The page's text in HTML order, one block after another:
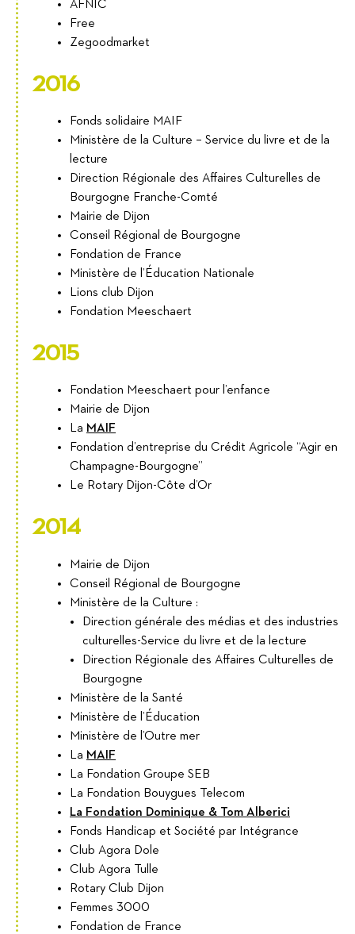
AFNIC
Free
Zegoodmarket
2016
Fonds solidaire MAIF
Ministère de la Culture – Service du livre et de la
lecture
Direction Régionale des Affaires Culturelles de
Bourgogne Franche-Comté
Mairie de Dijon
Conseil Régional de Bourgogne
Fondation de France
Ministère de l’Éducation Nationale
Lions club Dijon
Fondation Meeschaert
2015
Fondation Meeschaert pour l’enfance
Mairie de Dijon
La MAIF
Fondation d’entreprise du Crédit Agricole “Agir en
Champagne-Bourgogne”
Le Rotary Dijon-Côte d’Or
2014
Mairie de Dijon
Conseil Régional de Bourgogne
Ministère de la Culture :
Direction générale des médias et des industries
culturelles-Service du livre et de la lecture
Direction Régionale des Affaires Culturelles de
Bourgogne
Ministère de la Santé
Ministère de l’Éducation
Ministère de l’Outre mer
La MAIF
La Fondation Groupe SEB
La Fondation Bouygues Telecom
La Fondation Dominique & Tom Alberici
Fonds Handicap et Société par Intégrance
Club Agora Dole
Club Agora Tulle
Rotary Club Dijon
Femmes 3000
Fondation de France